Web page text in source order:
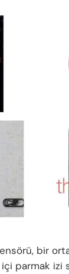
bir
parmak izi